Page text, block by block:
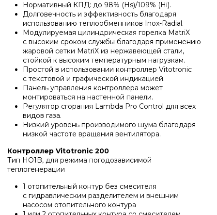
Водонагреватели и бойлеры Protherm
Терморегуляторы Protherm
Принадлежности Protherm
Готовые решения Protherm
Baxi
Настенные газовые котлы Baxi
Настенные конденсационные котлы Baxi
Запчасти для котлов DeDietrich
Запчасти для котлов Rinnai
Запчасти Weishaupt
Запчасти для котлов Mizudo
Запчасти Giersch
Запчасти для котлов Ferroli
Нормативный КПД: до 98% (Hs)/109% (Hi).
Долговечность и эффективность благодаря
использованию теплообменников Inox-Radial.
Модулируемая цилиндрическая горелка MatriX
с высоким сроком службы благодаря применению
жаровой сетки MatriX из нержавеющей стали,
стойкой к высоким температурным нагрузкам.
Простой в использовании контроллер Vitotronic
с текстовой и графической индикацией.
Панель управления контроллера может
монтироваться на настенной панели.
Регулятор сгорания Lambda Pro Control для всех
видов газа.
Низкий уровень производимого шума благодаря
низкой частоте вращения вентилятора.
Контроллер Vitotronic 200
Тип HO1B, для режима погодозависимой
теплогенерации
1 отопительный контур без смесителя
с гидравлическим разделителем и внешним
насосом отопительного контура